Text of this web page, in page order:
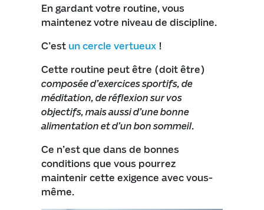
En gardant votre routine, vous
maintenez votre niveau de discipline.
C’est un cercle vertueux !
Cette routine peut être (doit être)
composée d’exercices sportifs, de
méditation, de réflexion sur vos
objectifs, mais aussi d’une bonne
alimentation et d’un bon sommeil.
Ce n’est que dans de bonnes
conditions que vous pourrez
maintenir cette exigence avec vous-
même.